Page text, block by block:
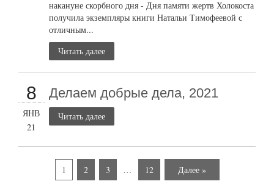
накануне скорбного дня - Дня памяти жертв Холокоста
получила экземпляры книги Натальи Тимофеевой с
отличным...
Читать далее
8
ЯНВ
21
Делаем добрые дела, 2021
Читать далее
1 2 3 … 12 Далее »